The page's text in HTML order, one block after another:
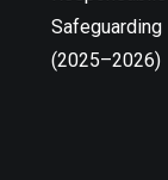
Safeguarding
(2025–2026)